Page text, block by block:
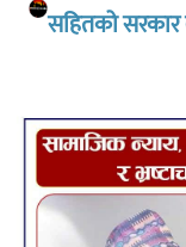
सहितको सरकार